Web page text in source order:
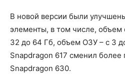
В новой версии были
элементы, в том числе,
32 до 64 Гб, объем ОЗУ – с 3
Snapdragon 617 сменил более
Snapdragon 630.